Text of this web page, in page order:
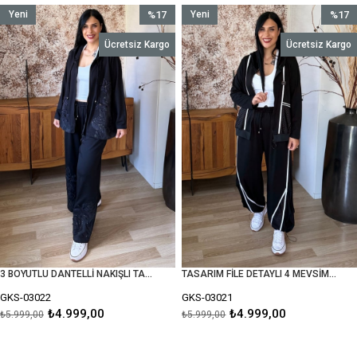
3 BOYUTLU DANTELLİ NAKIŞLI TASARIM 4 MEVSİMLİK TAKIM
GKS-03022
₺4.999,00
₺5.999,00
%17
İndirim
%17İndirim
Ücretsiz Kargo
Yeni
Ürün
TASARIM FİLE DETAYLI 4 MEVSİMLİK TAKIM
GKS-03021
₺4.999,00
₺5.999,00
%17
İndirim
Ücretsiz Kargo
Yeni
Ürün